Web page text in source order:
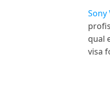
Sony
qual
visa